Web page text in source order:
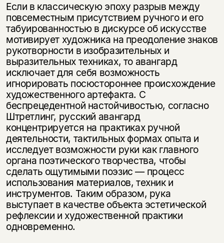
Если в классическую эпоху разрыв между
повсеместным присутствием ручного и его
табуированностью в дискурсе об искусстве
мотивирует художника на преодоление знаков
рукотворности в изобразительных и
выразительных техниках, то авангард
исключает для себя возможность
игнорировать посюстороннее происхождение
художественного артефакта. С
беспрецедентной настойчивостью, согласно
Штретлинг, русский авангард
концентрируется на практиках ручной
деятельности, тактильных формах опыта и
исследует возможности руки как главного
органа поэтического творчества, чтобы
сделать ощутимыми поэзис — процесс
использования материалов, техник и
инструментов. Таким образом, рука
выступает в качестве объекта эстетической
рефлексии и художественной практики
одновременно.